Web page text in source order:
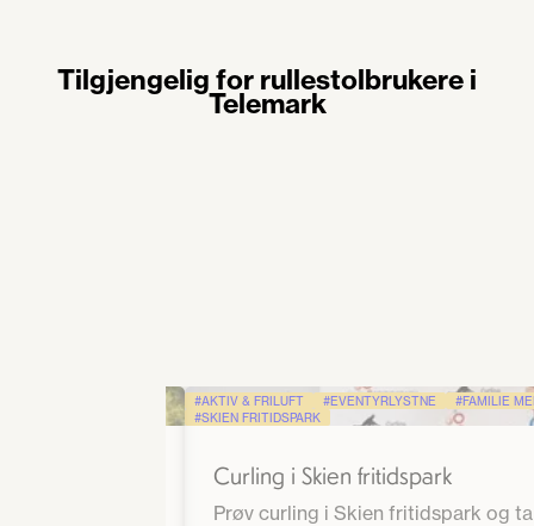
Tilgjengelig for rullestolbrukere i
Telemark
AKTIV & FRILUFT EVENTYRLYSTNE
FAMILIE
SKIEN FRITIDSPARK
Curling i Skien fritidspark
Prøv curling i Skien fritidspark og